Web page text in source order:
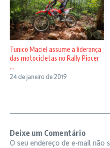
Tunico Maciel assume a liderança
das motocicletas no Rally Piocer
...
24 de janeiro de 2019
Deixe um Comentário
O seu endereço de e-mail não